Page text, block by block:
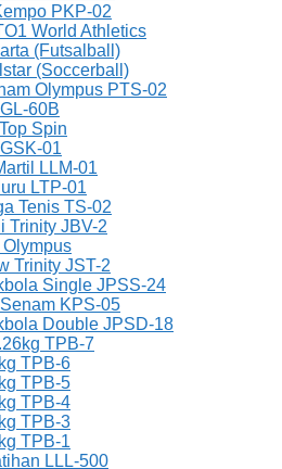
PKP-02
World Athletics
(Futsalball)
(Soccerball)
Olympus PTS-02
60B
Spin
01
LLM-01
LTP-01
Tenis TS-02
Trinity JBV-2
Olympus
Trinity JST-2
Single JPSS-24
KPS-05
Double JPSD-18
TPB-7
TPB-6
TPB-5
TPB-4
TPB-3
TPB-1
LLL-500